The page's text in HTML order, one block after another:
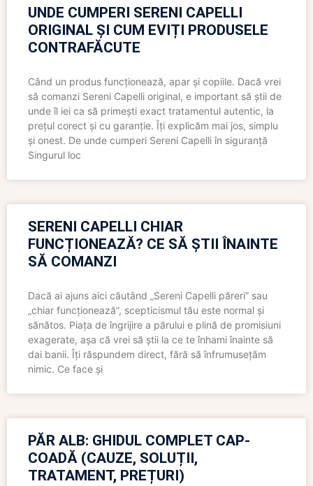
UNDE CUMPERI SERENI CAPELLI
ORIGINAL ȘI CUM EVIȚI PRODUSELE
CONTRAFĂCUTE
Când un produs funcționează, apar și copiile. Dacă vrei
să comanzi Sereni Capelli original, e important să știi de
unde îl iei ca să primești exact tratamentul autentic, la
prețul corect și cu garanție. Îți explicăm mai jos, simplu
și onest. De unde cumperi Sereni Capelli în siguranță
Singurul loc
SERENI CAPELLI CHIAR
FUNCȚIONEAZĂ? CE SĂ ȘTII ÎNAINTE
SĂ COMANZI
Dacă ai ajuns aici căutând „Sereni Capelli păreri” sau
„chiar funcționează”, scepticismul tău este normal și
sănătos. Piața de îngrijire a părului e plină de promisiuni
exagerate, așa că vrei să știi la ce te înhami înainte să
dai banii. Îți răspundem direct, fără să înfrumusețăm
nimic. Ce face și
PĂR ALB: GHIDUL COMPLET CAP-
COADĂ (CAUZE, SOLUȚII,
TRATAMENT, PREȚURI)